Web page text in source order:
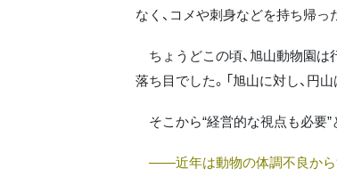
なく、コメや刺身などを持ち帰っ
ちょうどこの頃、旭山動物園は
落ち目でした。「旭山に対し、円
そこから“経営的な視点も必要”
――近年は動物の体調不良から